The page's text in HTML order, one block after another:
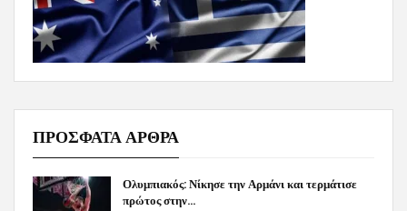
ΠΡΟΣΦΑΤΑ ΑΡΘΡΑ
Ολυμπιακός: Νίκησε την Αρμάνι και τερμάτισε
πρώτος στην…